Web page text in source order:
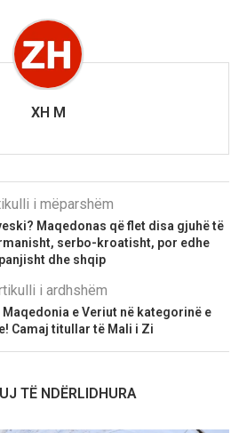
XH M
i mëparshëm
Maqedonas që flet disa gjuhë të
serbo-kroatisht, por edhe
dhe shqip
i ardhshëm
e Veriut në kategorinë e
Camaj titullar të Mali i Zi
TË NDËRLIDHURA